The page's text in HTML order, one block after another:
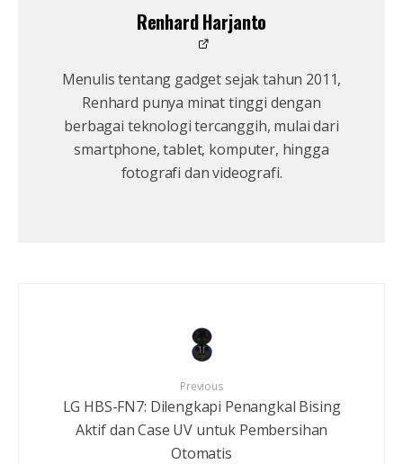
Renhard Harjanto
Menulis tentang gadget sejak tahun 2011,
Renhard punya minat tinggi dengan
berbagai teknologi tercanggih, mulai dari
smartphone, tablet, komputer, hingga
fotografi dan videografi.
Previous
LG HBS-FN7: Dilengkapi Penangkal Bising
Aktif dan Case UV untuk Pembersihan
Otomatis